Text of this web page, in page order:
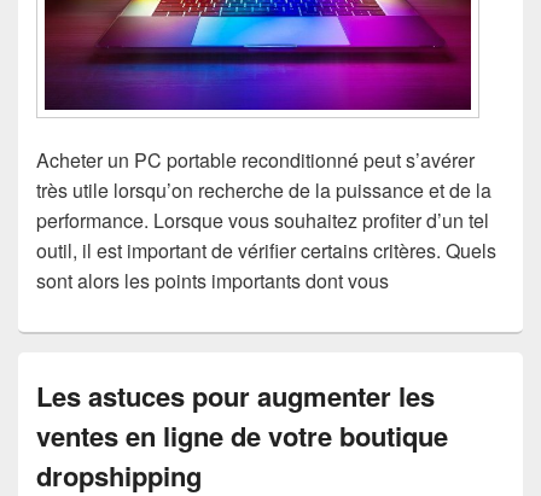
Acheter un PC portable reconditionné peut s’avérer
très utile lorsqu’on recherche de la puissance et de la
performance. Lorsque vous souhaitez profiter d’un tel
outil, il est important de vérifier certains critères. Quels
sont alors les points importants dont vous
Les astuces pour augmenter les
ventes en ligne de votre boutique
dropshipping